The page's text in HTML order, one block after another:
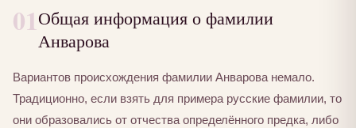
01Общая информация о фамилии
Анварова
Вариантов происхождения фамилии Анварова немало.
Традиционно, если взять для примера русские фамилии, то
они образовались от отчества определённого предка, либо